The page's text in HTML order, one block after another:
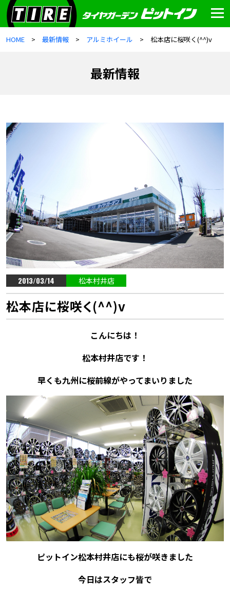
HOME 最新情報 アルミホイール 松本店に桜咲く(^^)v
最新情報
2013/03/14 松本村井店
松本店に桜咲く(^^)v
こんにちは！
松本村井店です！
早くも九州に桜前線がやってまいりました
ピットイン松本村井店にも桜が咲きました
今日はスタッフ皆で